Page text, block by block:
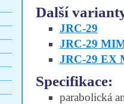
Další
JRC-29
JRC-29
JRC-29 EX
Specifikace:
parabolická